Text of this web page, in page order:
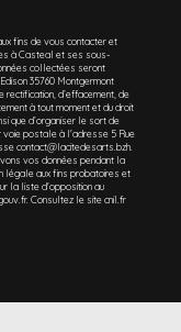
fins de vous contacter et
à Casteal et ses sous-
collectées seront
35760 Montgermont
d’effacement, de
à tout moment et du droit
que d’organiser le sort de
voie postale à l'adresse 5 Rue
contact@lacitedesarts.bzh.
vos données pendant la
légale aux fins probatoires et
la liste d'opposition au
. Consultez le site cnil.fr